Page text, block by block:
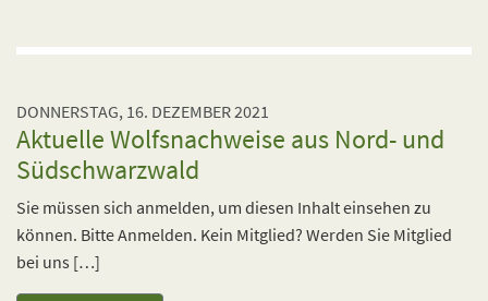
DONNERSTAG, 16. DEZEMBER 2021
Aktuelle Wolfsnachweise aus Nord- und
Südschwarzwald
Sie müssen sich anmelden, um diesen Inhalt einsehen zu
können. Bitte Anmelden. Kein Mitglied? Werden Sie Mitglied
bei uns […]